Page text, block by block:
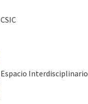
CSIC
Espacio Interdisciplinario